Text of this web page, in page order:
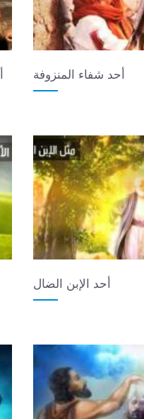
أحد شفاء المنزوفة
أحد الإبن الضال